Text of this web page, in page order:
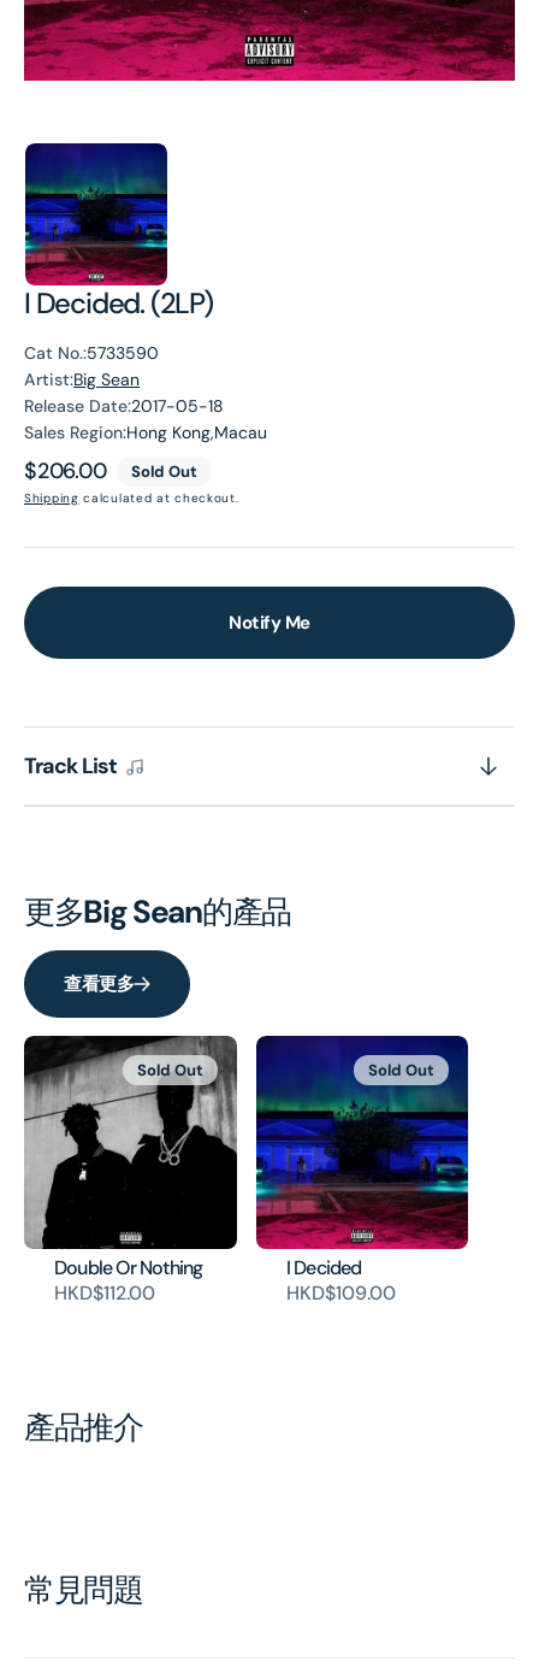
I Decided. (2LP)
Cat No.:5733590
Artist:Big Sean
Release Date:2017-05-18
Sales Region:Hong Kong,Macau
Regular
price
$206.00 Sold Out
Shipping calculated at checkout.
Notify Me
Track List
更多Big Sean的產品
查看更多
Double Or Nothing
HKD$112.00
Sold Out
I Decided
HKD$109.00
Sold Out
產品推介
常見問題